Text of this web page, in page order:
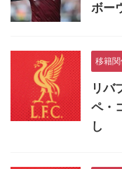
ボー
移籍
リバ
ペ・
し